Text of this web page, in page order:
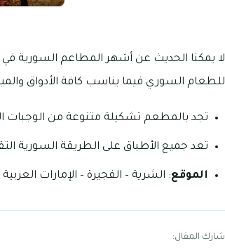
لا يمكنا الحديث عن أشهر المطاعم السورية
للطعام السوري فيما يناسب كافة الأذواق
تجد بالمطعم تشكيلة متنوعة من الوجبات
تعد جميع الأطباق على الطريقة السورية
الموقع: الشرية – الفجيرة – الإمارات
شارك المقال: